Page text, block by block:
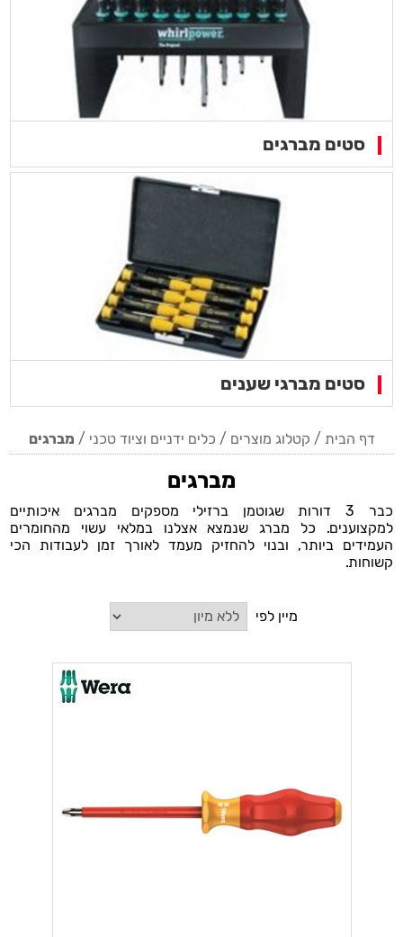
סטים מברגים
סטים מברגי שענים
דף הבית / קטלוג מוצרים / כלים ידניים וציוד טכני / מברגים
מברגים
כבר 3 דורות שגוטמן ברזילי מספקים מברגים איכותיים
למקצוענים. כל מברג שנמצא אצלנו במלאי עשוי מהחומרים
העמידים ביותר, ובנוי להחזיק מעמד לאורך זמן לעבודות הכי
קשוחות.
מיין לפי